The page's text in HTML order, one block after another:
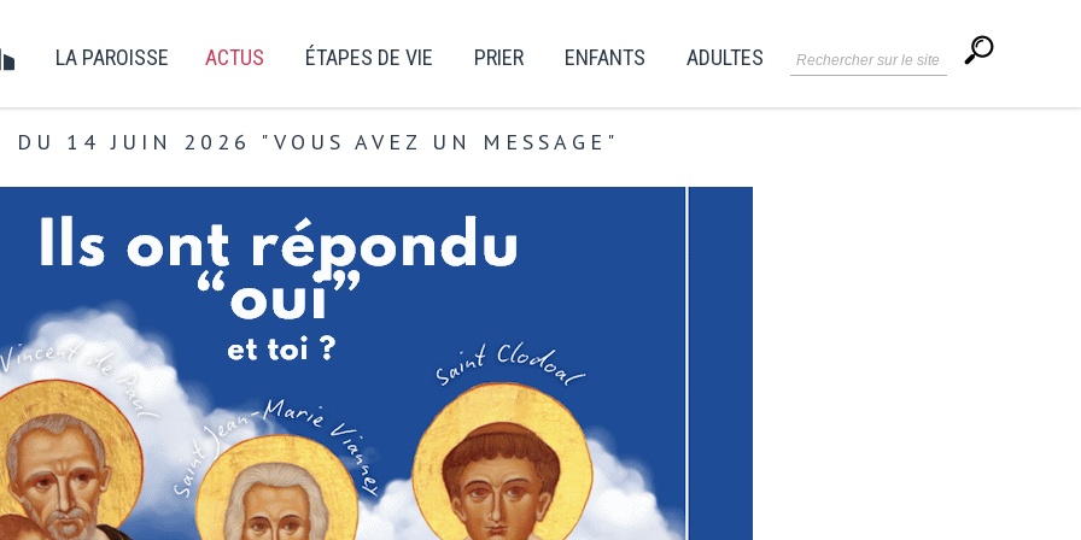
LA PAROISSE ACTUS ÉTAPES DE VIE PRIER ENFANTS ADULTES
DU 14 JUIN 2026 "VOUS AVEZ UN MESSAGE"